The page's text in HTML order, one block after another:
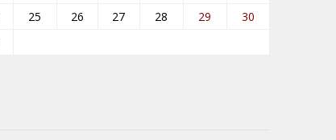
25 26 27 28 29
30